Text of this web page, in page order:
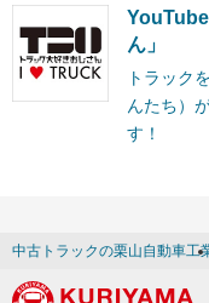
ん」
トラック
んたち）
す！
中古トラックの栗山自動車工